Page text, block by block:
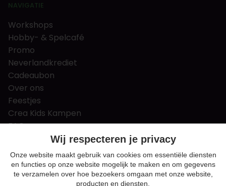
NAVIGATIE
Workshops
Hobby- & Spelcafé
Promo
Neverlandkrediet
Cadeaubon
Over ons
Feestjes
Crea Kids Kampen
FAQ
Tips & tricks
Contact
Nieuws & Vacatures
Wij respecteren je privacy
Onze website maakt gebruik van cookies om essentiële diensten
en functies op onze website mogelijk te maken en om gegevens
te verzamelen over hoe bezoekers omgaan met onze website,
producten en diensten.